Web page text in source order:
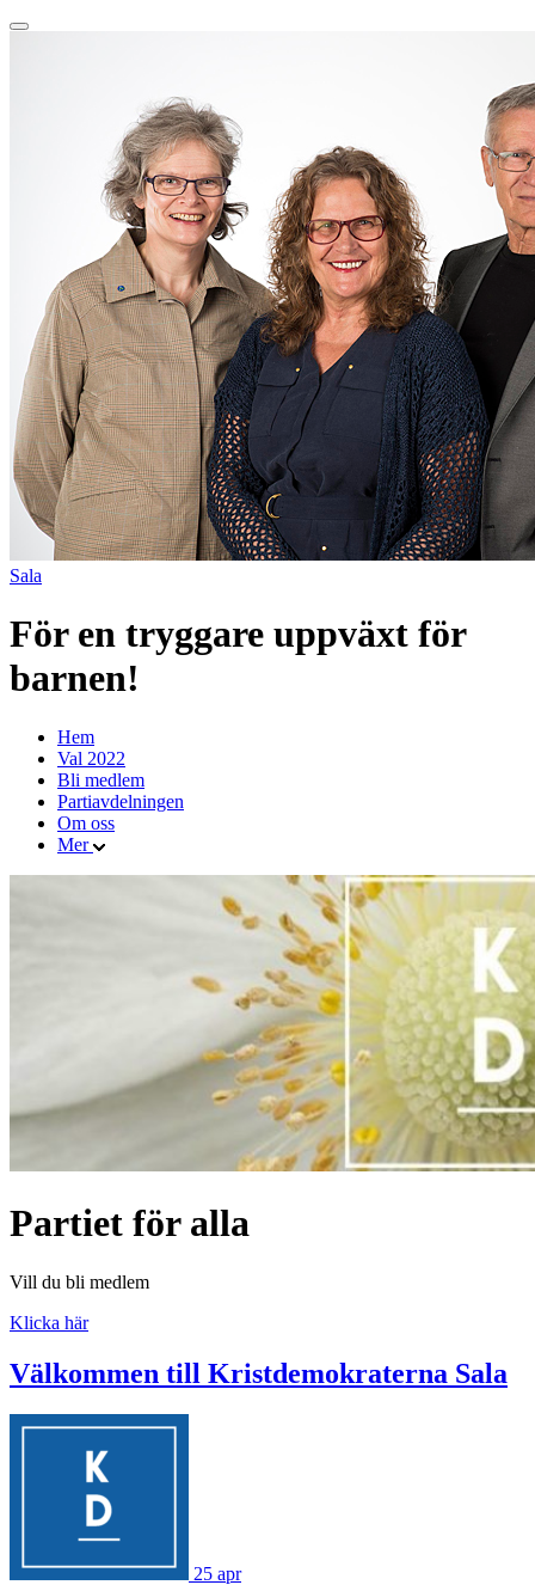
Sala
För en tryggare uppväxt för
barnen!
Hem
Val 2022
Bli medlem
Partiavdelningen
Om oss
Mer
Partiet för alla
Vill du bli medlem
Klicka här
Välkommen till Kristdemokraterna Sala
25 apr